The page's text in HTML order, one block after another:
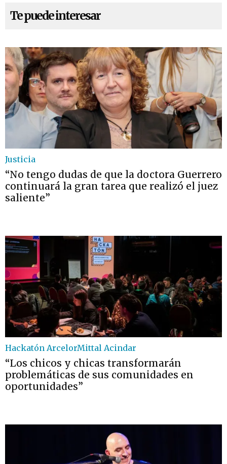
Te puede interesar
Justicia
“No tengo dudas de que la doctora Guerrero
continuará la gran tarea que realizó el juez
saliente”
Hackatón ArcelorMittal Acindar
“Los chicos y chicas transformarán
problemáticas de sus comunidades en
oportunidades”